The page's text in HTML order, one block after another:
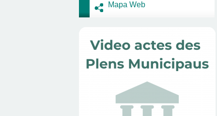
Mapa Web